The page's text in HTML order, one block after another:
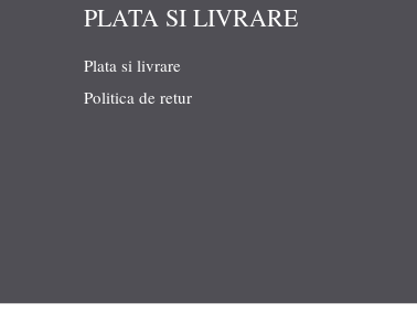
PLATA SI LIVRARE
Plata si livrare
Politica de retur